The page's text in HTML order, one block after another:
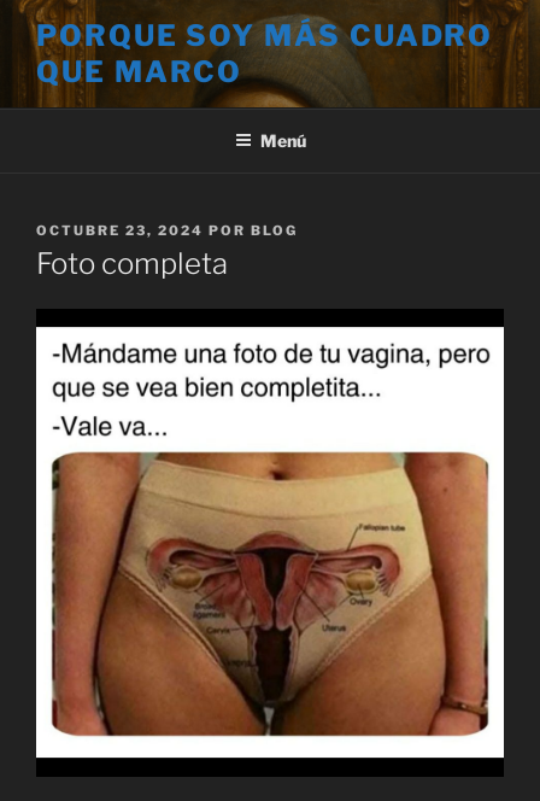
Saltar
contenido
PORQUE SOY MÁS CUADRO
QUE MARCO
Menú
PUBLICADO
EL
OCTUBRE 23, 2024 POR BLOG
Foto completa